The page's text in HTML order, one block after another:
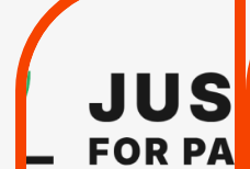
VIOLATIONS DES
SUSPENSION
TOTALE DE